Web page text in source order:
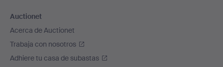
Auctionet
Acerca de Auctionet
Trabaja con nosotros
Adhiere tu casa de subastas